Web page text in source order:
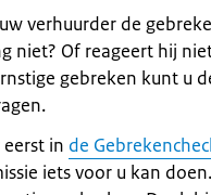
verhuurder de
niet? Of reageert hij
gebreken kunt u
in de
iets voor u kan